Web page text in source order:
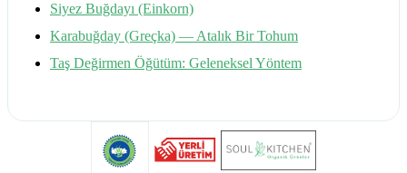
Siyez Buğdayı (Einkorn)
Karabuğday (Greçka) — Atalık Bir Tohum
Taş Değirmen Öğütüm: Geleneksel Yöntem